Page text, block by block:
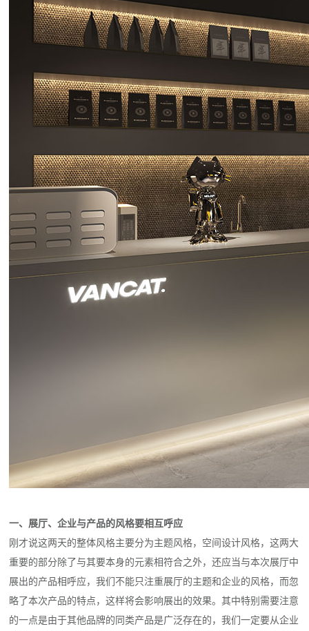
一、展厅、企业与产品的风格要相互呼应
刚才说这两天的整体风格主要分为主题风格，空间设计风格，这两大
重要的部分除了与其要本身的元素相符合之外，还应当与本次展厅中
展出的产品相呼应，我们不能只注重展厅的主题和企业的风格，而忽
略了本次产品的特点，这样将会影响展出的效果。其中特别需要注意
的一点是由于其他品牌的同类产品是广泛存在的，我们一定要从企业